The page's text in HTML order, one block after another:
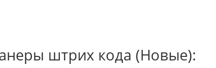
штрих кода (Новые):